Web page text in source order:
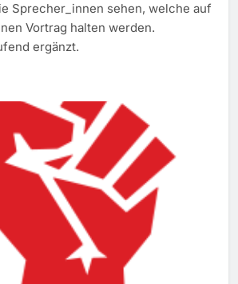
Sprecher_innen sehen, welche auf
Vortrag halten werden.
ergänzt.